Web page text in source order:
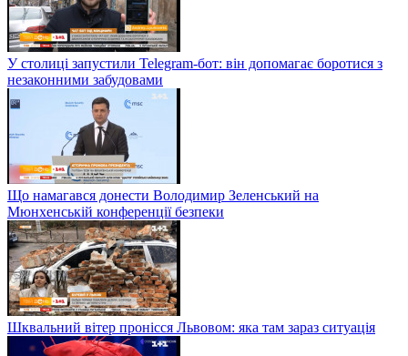
У столиці запустили Telegram-бот: він допомагає боротися з
незаконними забудовами
Що намагався донести Володимир Зеленський на
Мюнхенській конференції безпеки
Шквальний вітер пронісся Львовом: яка там зараз ситуація